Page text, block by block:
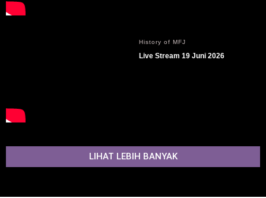
History of MFJ
Live Stream 19 Juni 2026
LIHAT LEBIH BANYAK